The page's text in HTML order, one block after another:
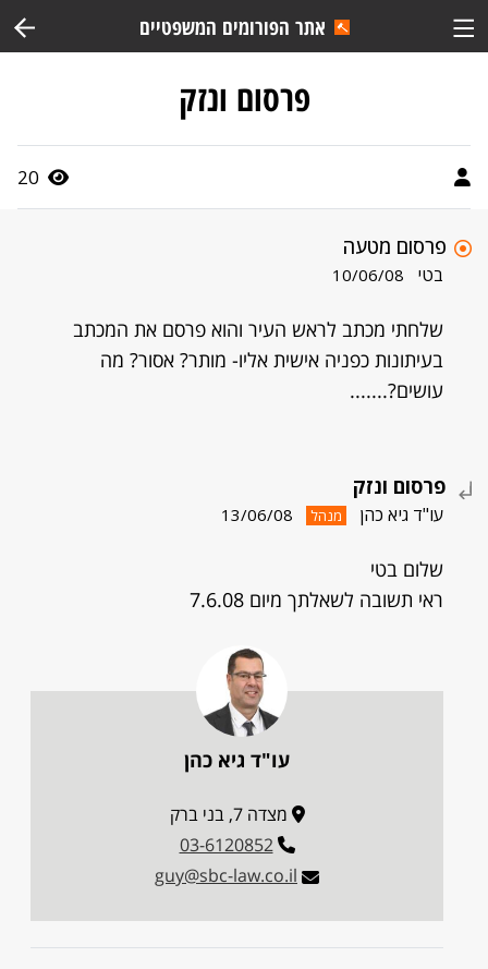
אתר הפורומים המשפטיים
פרסום ונזק
20
פרסום מטעה
בטי 10/06/08
שלחתי מכתב לראש העיר והוא פרסם את המכתב
בעיתונות כפניה אישית אליו- מותר? אסור? מה
עושים?.......
פרסום ונזק
עו"ד גיא כהן מנהל 13/06/08
שלום בטי
ראי תשובה לשאלתך מיום 7.6.08
עו"ד גיא כהן
מצדה 7, בני ברק
03-6120852
guy@sbc-law.co.il